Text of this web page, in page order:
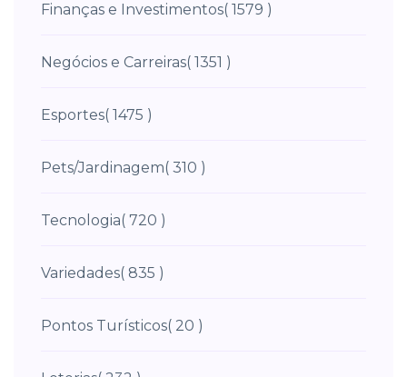
Finanças e Investimentos( 1579 )
Negócios e Carreiras( 1351 )
Esportes( 1475 )
Pets/Jardinagem( 310 )
Tecnologia( 720 )
Variedades( 835 )
Pontos Turísticos( 20 )